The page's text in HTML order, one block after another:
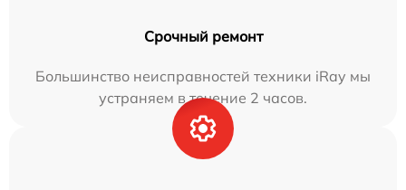
Срочный ремонт
Большинство неисправностей техники iRay мы
устраняем в течение 2 часов.